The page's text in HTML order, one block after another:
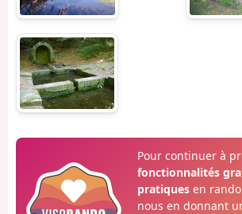
Pour continuer à
fonctionnalités
pratiquesen
nous en donnant